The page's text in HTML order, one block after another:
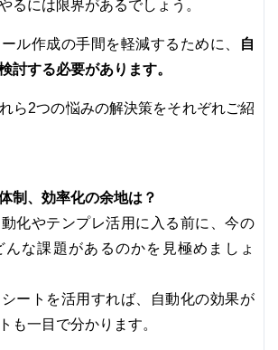
るには限界があるでしょう。
ル作成の手間を軽減するために、
自
討する必要があります。
ら2つの悩みの解決策をそれぞれご紹
制、効率化の余地は？
化やテンプレ活用に入る前に、今の
な課題があるのかを見極めましょ
ートを活用すれば、自動化の効果が
も一目で分かります。